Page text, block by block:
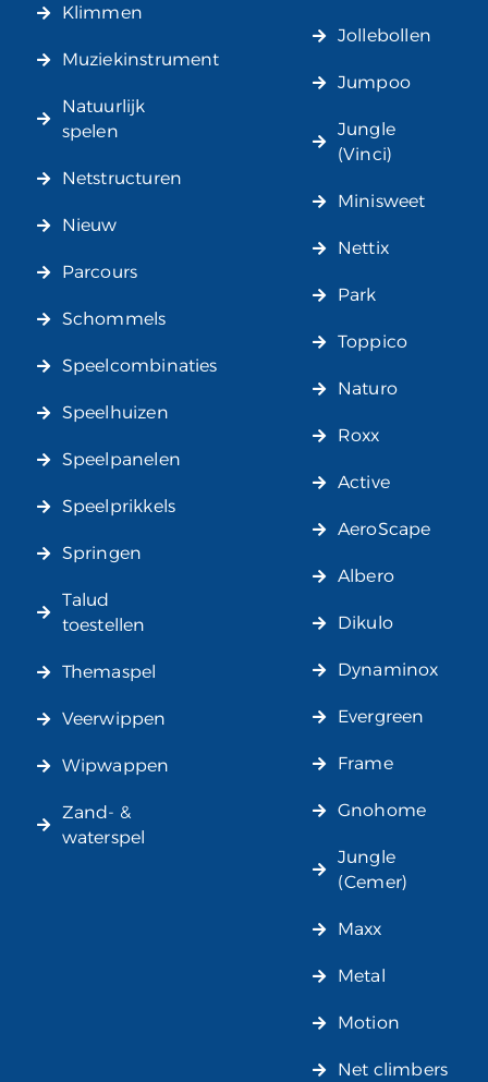
Klimmen
Muziekinstrument
Natuurlijk
spelen
Netstructuren
Nieuw
Parcours
Schommels
Speelcombinaties
Speelhuizen
Speelpanelen
Speelprikkels
Springen
Talud
toestellen
Themaspel
Veerwippen
Wipwappen
Zand- &
waterspel
Jollebollen
Jumpoo
Jungle
(Vinci)
Minisweet
Nettix
Park
Toppico
Naturo
Roxx
Active
AeroScape
Albero
Dikulo
Dynaminox
Evergreen
Frame
Gnohome
Jungle
(Cemer)
Maxx
Metal
Motion
Net climbers